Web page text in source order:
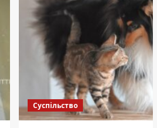
Суспільство